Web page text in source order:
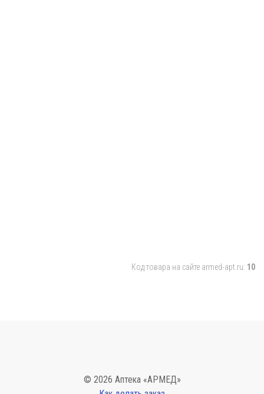
Код товара на сайте armed-apt.ru: 10
© 2026 Аптека «АРМЕД»